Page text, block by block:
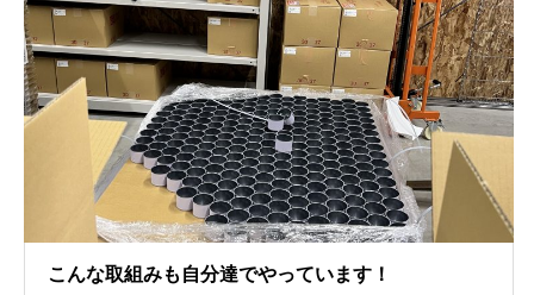
こんな取組みも自分達でやっています！